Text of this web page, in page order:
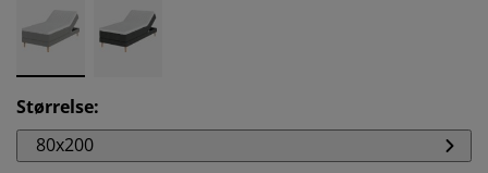
Størrelse:
80x200